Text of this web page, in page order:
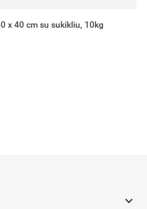
x 40 cm su sukikliu, 10kg
